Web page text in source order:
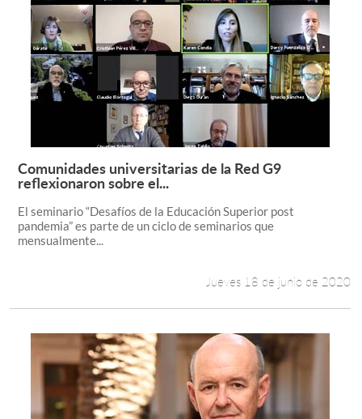
Leer más +
Comunidades universitarias de la Red G9
reflexionaron sobre el...
El seminario “Desafíos de la Educación Superior post
pandemia” es parte de un ciclo de seminarios que
mensualmente...
Jueves 18 de junio de 2020